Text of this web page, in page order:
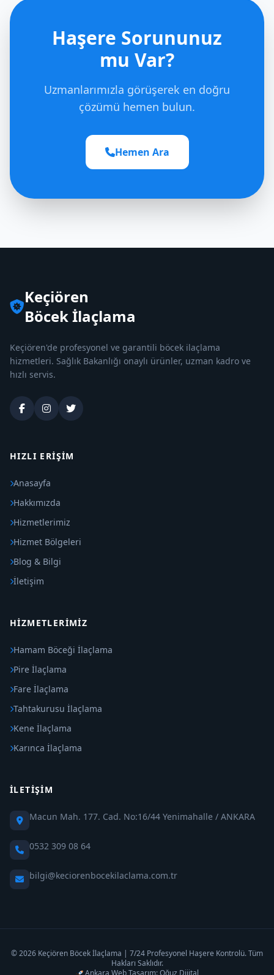
Haşere Sorununuz
mu Var?
Uzmanlarımızla görüşerek en doğru
çözümü hemen bulun.
Hemen Ara
Keçiören
Böcek İlaçlama
Keçiören'de profesyonel ve garantili böcek ilaçlama
hizmetleri. Sağlık Bakanlığı onaylı ürünler, uzman kadro ve
hızlı servis.
HIZLI ERIŞIM
Anasayfa
Hakkımızda
Hizmetlerimiz
Hizmet Bölgeleri
Blog & Bilgi
İletişim
HIZMETLERIMIZ
Hamam Böceği İlaçlama
Pire İlaçlama
Fare İlaçlama
Tahtakurusu İlaçlama
Kene İlaçlama
Karınca İlaçlama
İLETIŞIM
Macun Mah. 177. Cad. No:16/44 Yenimahalle / ANKARA
0532 309 08 64
bilgi@keciorenbocekilaclama.com.tr
© 2026 Keçiören Böcek İlaçlama | 7/24 Profesyonel Haşere Kontrolü. Tüm
Hakları Saklıdır.
Ankara Web Tasarım: Oğuz Dijital